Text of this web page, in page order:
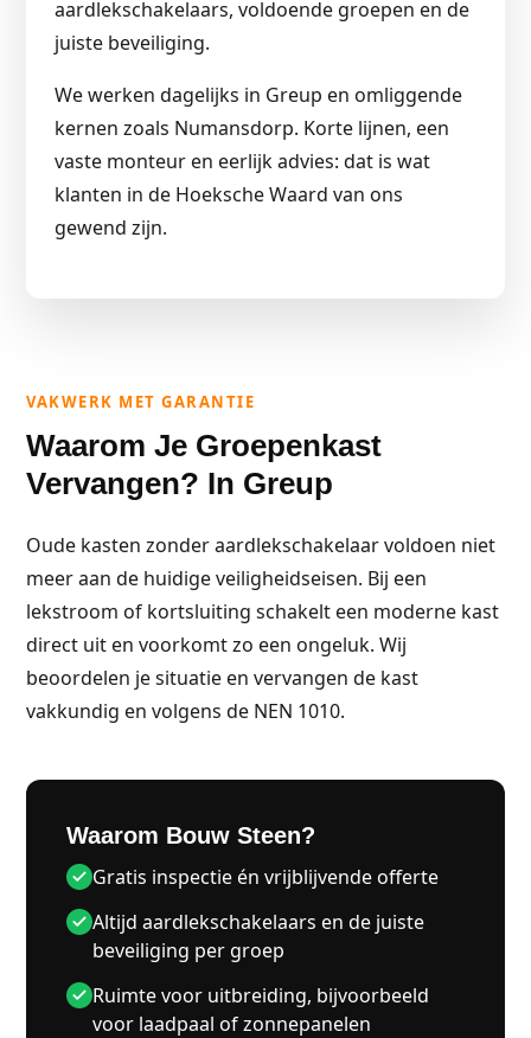
aardlekschakelaars, voldoende groepen en de
juiste beveiliging.
We werken dagelijks in Greup en omliggende
kernen zoals Numansdorp. Korte lijnen, een
vaste monteur en eerlijk advies: dat is wat
klanten in de Hoeksche Waard van ons
gewend zijn.
VAKWERK MET GARANTIE
Waarom Je Groepenkast
Vervangen? In Greup
Oude kasten zonder aardlekschakelaar voldoen niet
meer aan de huidige veiligheidseisen. Bij een
lekstroom of kortsluiting schakelt een moderne kast
direct uit en voorkomt zo een ongeluk. Wij
beoordelen je situatie en vervangen de kast
vakkundig en volgens de NEN 1010.
Waarom Bouw Steen?
Gratis inspectie én vrijblijvende offerte
Altijd aardlekschakelaars en de juiste
beveiliging per groep
Ruimte voor uitbreiding, bijvoorbeeld
voor laadpaal of zonnepanelen